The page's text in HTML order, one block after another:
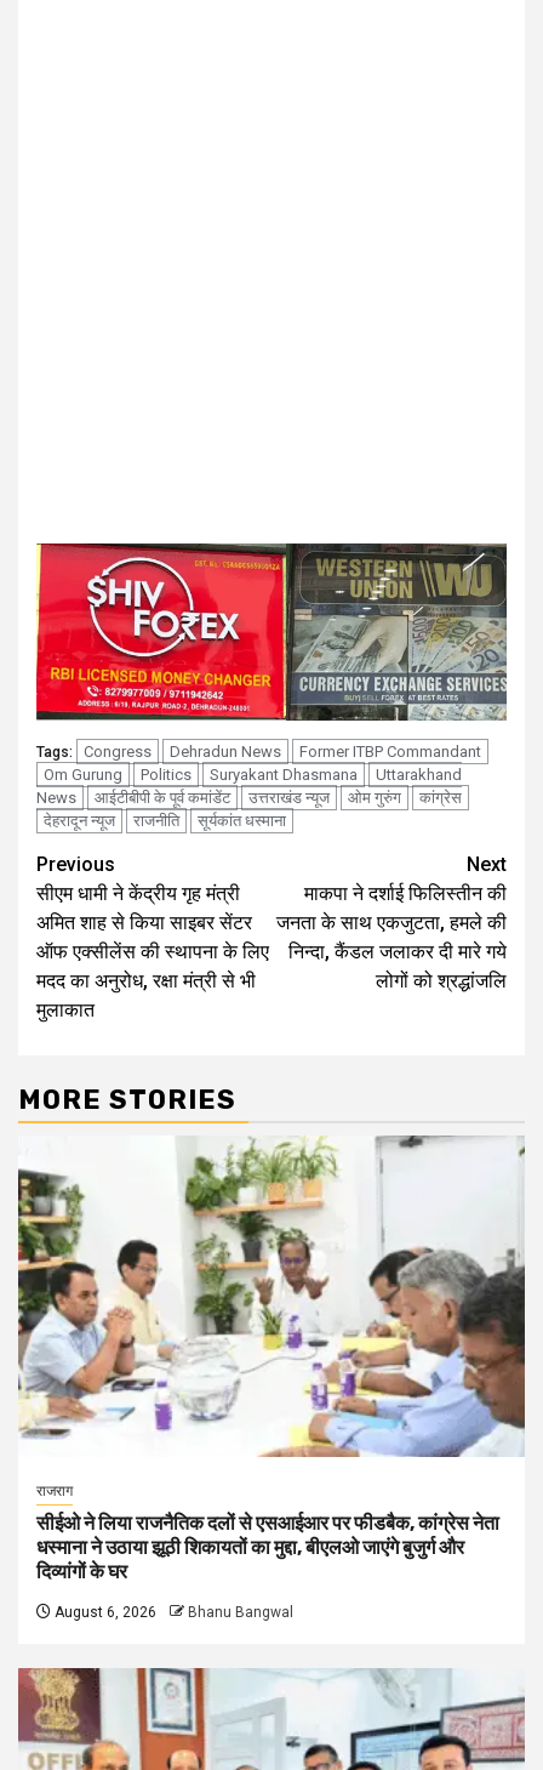
Tags: Congress Dehradun News
Former ITBP Commandant
Om Gurung
Politics Suryakant Dhasmana
Uttarakhand
News
आईटीबीपी के पूर्व कमांडेंट उत्तराखंड न्यूज ओम गुरुंग
कांग्रेस
देहरादून न्यूज
राजनीति सूर्यकांत धस्माना
Continue
Reading
Previous
सीएम धामी ने केंद्रीय गृह मंत्री
अमित शाह से किया साइबर सेंटर
ऑफ एक्सीलेंस की स्थापना के लिए
मदद का अनुरोध, रक्षा मंत्री से भी
मुलाकात
Next
माकपा ने दर्शाई फिलिस्तीन की
जनता के साथ एकजुटता, हमले की
निन्दा, कैंडल जलाकर दी मारे गये
लोगों को श्रद्धांजलि
MORE STORIES
राजराग
सीईओ ने लिया राजनैतिक दलों से एसआईआर पर फीडबैक, कांग्रेस नेता
धस्माना ने उठाया झूठी शिकायतों का मुद्दा, बीएलओ जाएंगे बुजुर्ग और
दिव्यांगों के घर
August 6, 2026 Bhanu Bangwal